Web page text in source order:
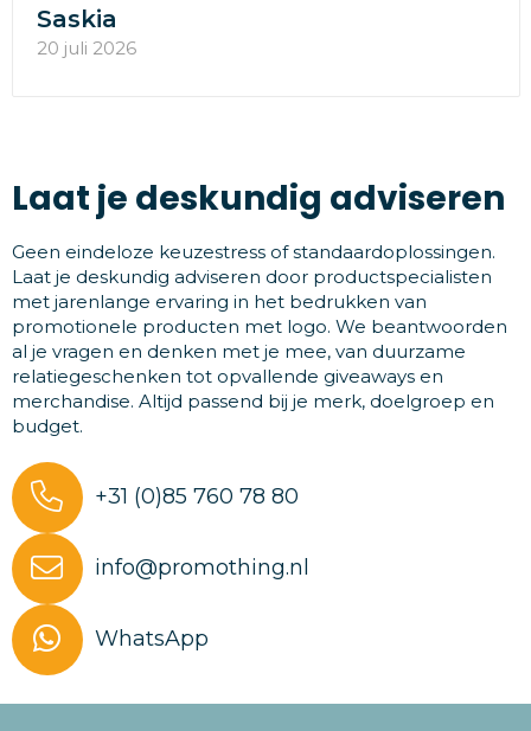
Saskia
20 juli 2026
Laat je deskundig adviseren
Geen eindeloze keuzestress of standaardoplossingen.
Laat je deskundig adviseren door productspecialisten
met jarenlange ervaring in het bedrukken van
promotionele producten met logo. We beantwoorden
al je vragen en denken met je mee, van duurzame
relatiegeschenken tot opvallende giveaways en
merchandise. Altijd passend bij je merk, doelgroep en
budget.
+31 (0)85 760 78 80
info@promothing.nl
WhatsApp